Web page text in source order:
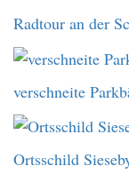
Radtour an der
verschneite
Ortsschild